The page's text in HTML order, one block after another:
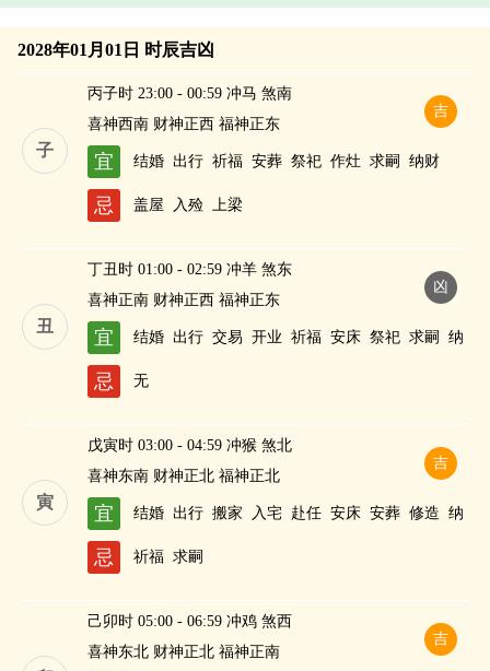
2028年01月01日 时辰吉凶
子
吉
丙子时 23:00 - 00:59 冲马 煞南
喜神西南 财神正西 福神正东
宜 结婚 出行 祈福 安葬 祭祀 作灶 求嗣 纳财
忌 盖屋 入殓 上梁
丑
凶
丁丑时 01:00 - 02:59 冲羊 煞东
喜神正南 财神正西 福神正东
宜 结婚 出行 交易 开业 祈福 安床 祭祀 求嗣
纳
忌 无
寅
吉
戊寅时 03:00 - 04:59 冲猴 煞北
喜神东南 财神正北 福神正北
宜 结婚 出行 搬家 入宅 赴任 安床 安葬 修造 纳
财
忌 祈福 求嗣
吉
己卯时 05:00 - 06:59 冲鸡 煞西
喜神东北 财神正北 福神正南